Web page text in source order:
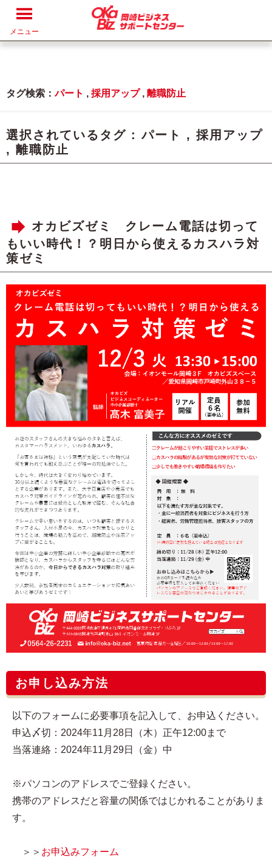
メニュー
タグ検索：パート , 採用アップ, 離職防止
選択されているタグ :パート , 採用アップ
, 離職防止
オカビズゼミ クレーム電話は切って
もいい時代！？明日から使えるカスハラ対
策ゼミ
お申し込み方法
以下のフォームに必要事項を記入して、お申込ください。
申込〆切：2024年11月28日（木）正午12:00まで
当落連絡：2024年11月29日（金）中
※パソコンのアドレスでご登録ください。
携帯のアドレスだと容量の関係ではじかれることがありま
す。
＞＞ お申込みフォーム